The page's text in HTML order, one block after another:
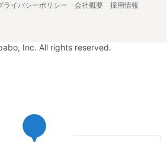
ライバシーポリシー 会社概要
採用情報
Inc. All rights reserved.